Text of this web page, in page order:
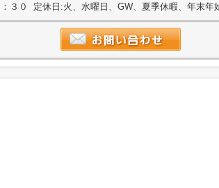
：３０ 定休日:火、水曜日、GW、夏季休暇、年末年